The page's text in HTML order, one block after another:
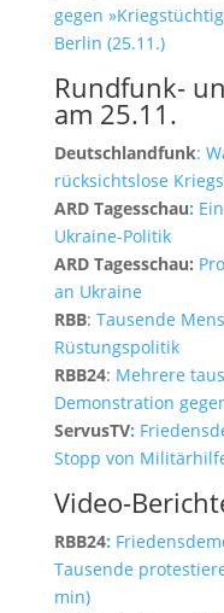
gegen
Berlin (25.11.)
Rundfunk-
am 25.11.
Deutschlandfunk:
rücksichtslose
ARD Tagesschau:
Ukraine-Politik
ARD Tagesschau:
an Ukraine
RBB: Tausende
Rüstungspolitik
RBB24: Mehrere
Demonstration
ServusTV:
Stopp von
Video-
RBB24:
Tausende
min)